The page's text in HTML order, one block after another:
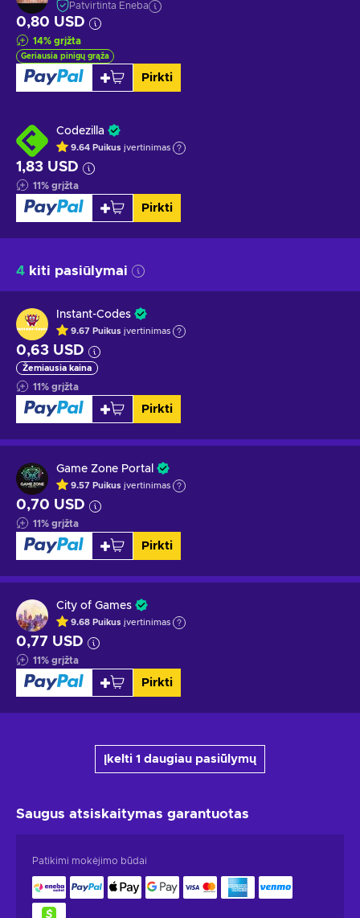
Patvirtinta Eneba
0,80 USD
14% grįžta
Geriausia pinigų grąža
Pirkti
Codezilla
9.64 Puikus įvertinimas
1,83 USD
11% grįžta
Pirkti
4 kiti pasiūlymai
Instant-Codes
9.67 Puikus įvertinimas
0,63 USD
Žemiausia kaina
11% grįžta
Pirkti
Game Zone Portal
9.57 Puikus įvertinimas
0,70 USD
11% grįžta
Pirkti
City of Games
9.68 Puikus įvertinimas
0,77 USD
11% grįžta
Pirkti
Įkelti 1 daugiau pasiūlymų
Saugus atsiskaitymas garantuotas
Patikimi mokėjimo būdai